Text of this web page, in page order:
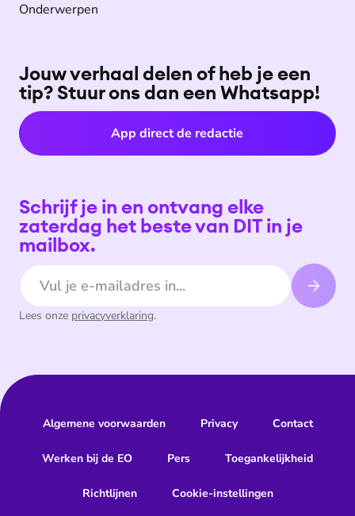
Onderwerpen
Jouw verhaal delen of heb je een
tip? Stuur ons dan een Whatsapp!
App direct de redactie
Schrijf je in en ontvang elke
zaterdag het beste van DIT in je
mailbox.
E-mailadres
Lees onze privacyverklaring.
Algemene voorwaarden Privacy Contact
Werken bij de EO Pers Toegankelijkheid
Richtlijnen Cookie-instellingen